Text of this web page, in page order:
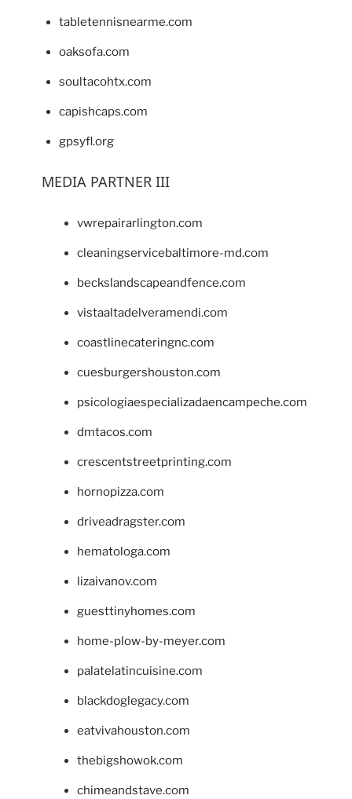
tabletennisnearme.com
oaksofa.com
soultacohtx.com
capishcaps.com
gpsyfl.org
MEDIA PARTNER III
vwrepairarlington.com
cleaningservicebaltimore-md.com
beckslandscapeandfence.com
vistaaltadelveramendi.com
coastlinecateringnc.com
cuesburgershouston.com
psicologiaespecializadaencampeche.com
dmtacos.com
crescentstreetprinting.com
hornopizza.com
driveadragster.com
hematologa.com
lizaivanov.com
guesttinyhomes.com
home-plow-by-meyer.com
palatelatincuisine.com
blackdoglegacy.com
eatvivahouston.com
thebigshowok.com
chimeandstave.com